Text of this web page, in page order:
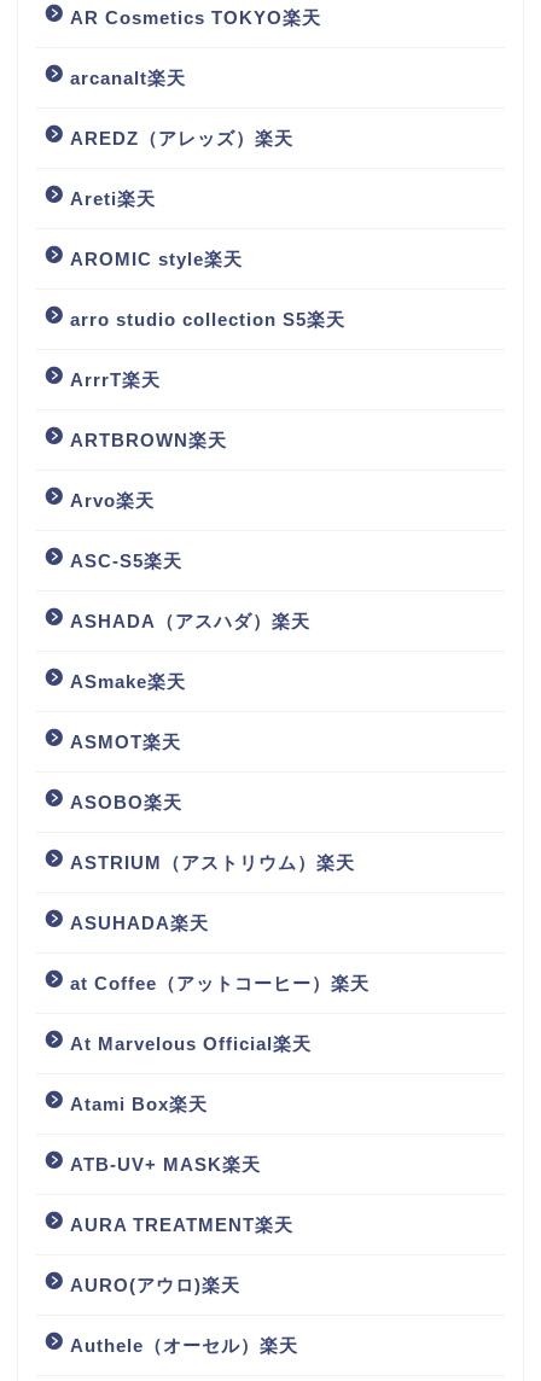
AR Cosmetics TOKYO楽天
arcanalt楽天
AREDZ（アレッズ）楽天
Areti楽天
AROMIC style楽天
arro studio collection S5楽天
ArrrT楽天
ARTBROWN楽天
Arvo楽天
ASC-S5楽天
ASHADA（アスハダ）楽天
ASmake楽天
ASMOT楽天
ASOBO楽天
ASTRIUM（アストリウム）楽天
ASUHADA楽天
at Coffee（アットコーヒー）楽天
At Marvelous Official楽天
Atami Box楽天
ATB-UV+ MASK楽天
AURA TREATMENT楽天
AURO(アウロ)楽天
Authele（オーセル）楽天